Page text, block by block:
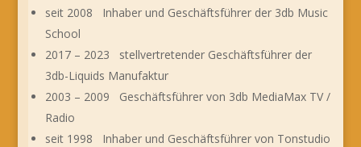
seit 2008 Inhaber und Geschäftsführer der 3db Music
School
2017 – 2023 stellvertretender Geschäftsführer der
3db-Liquids Manufaktur
2003 – 2009 Geschäftsführer von 3db MediaMax TV /
Radio
seit 1998 Inhaber und Geschäftsführer von Tonstudio